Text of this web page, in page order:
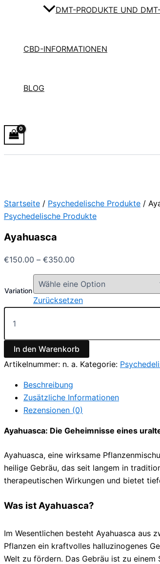
DMT-PRODUKTE UND
CBD-INFORMATIONEN
BLOG
Startseite / Psychedelische Produkte /
Psychedelische Produkte
Ayahuasca
€150.00 – €350.00
Variation
Zurücksetzen
In den Warenkorb
Artikelnummer: n. a. Kategorie:
Beschreibung
Zusätzliche Informationen
Rezensionen (0)
Ayahuasca: Die Geheimnisse eines
Ayahuasca, eine wirksame
heilige Gebräu, das seit langem in
therapeutischen Wirkungen und bietet
Was ist Ayahuasca?
Im Wesentlichen besteht Ayahuasca aus
Pflanzen ein kraftvolles halluzinogenes
Welt zu fördern. Das Gebräu ist zu